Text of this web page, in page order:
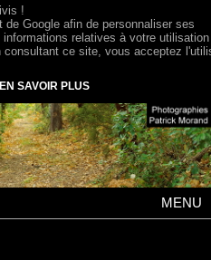
MENU
!
Google afin de personnaliser ses
relatives à votre
ce site, vous acceptez
EN SAVOIR PLUS